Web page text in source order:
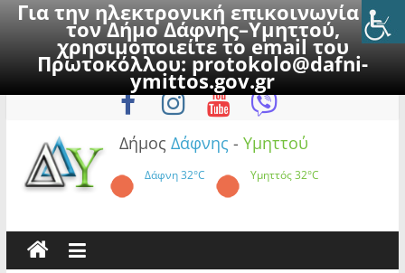
Για την ηλεκτρονική επικοινωνία με
τον Δήμο Δάφνης–Υμηττού,
χρησιμοποιείτε το email του
Πρωτοκόλλου:protokolo@dafni-
ymittos.gov.gr
to
Κυριακή, 9 Αυγούστου 2026
Δήμος Δάφνης - Υμηττού
Δάφνη32°C Υμηττός32°C